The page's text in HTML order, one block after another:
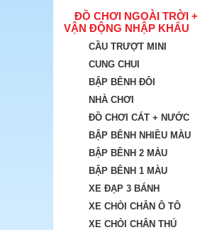
ĐỒ CHƠI NGOÀI TRỜI +
VẬN ĐỘNG NHẬP KHẨU
CẦU TRƯỢT MINI
CUNG CHUI
BẬP BÊNH ĐÔI
NHÀ CHƠI
ĐỒ CHƠI CÁT + NƯỚC
BẬP BÊNH NHIỀU MÀU
BẬP BÊNH 2 MÀU
BẬP BÊNH 1 MÀU
XE ĐẠP 3 BÁNH
XE CHÒI CHÂN Ô TÔ
XE CHÒI CHÂN THÚ